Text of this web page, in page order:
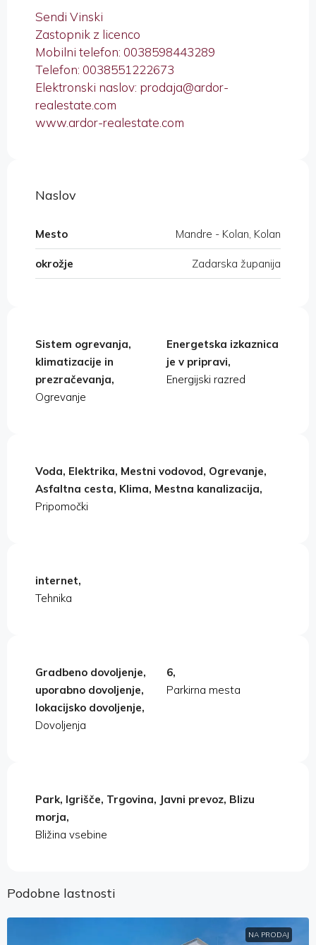
Sendi Vinski
Zastopnik z licenco
Mobilni telefon: 0038598443289
Telefon: 0038551222673
Elektronski naslov: prodaja@ardor-
realestate.com
www.ardor-realestate.com
Naslov
Mesto Mandre - Kolan, Kolan
okrožje Zadarska županija
Sistem ogrevanja,
klimatizacije in
prezračevanja,
Ogrevanje
Energetska izkaznica
je v pripravi,
Energijski razred
Voda, Elektrika, Mestni vodovod, Ogrevanje,
Asfaltna cesta, Klima, Mestna kanalizacija,
Pripomočki
internet,
Tehnika
Gradbeno dovoljenje,
uporabno dovoljenje,
lokacijsko dovoljenje,
Dovoljenja
6,
Parkirna mesta
Park, Igrišče, Trgovina, Javni prevoz, Blizu
morja,
Bližina vsebine
Podobne lastnosti
NA PRODAJ